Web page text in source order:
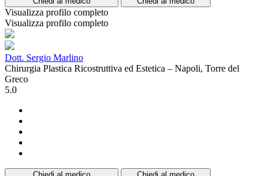
Visualizza profilo completo
Visualizza profilo completo
Dott. Sergio Marlino
Chirurgia Plastica Ricostruttiva ed Estetica – Napoli, Torre del
Greco
5.0